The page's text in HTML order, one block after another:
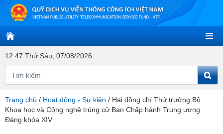
12:47 Thứ Sáu, 07/08/2026
Trang chủ / Hoạt động - Sự kiện / Hai đồng chí Thứ trưởng Bộ
Khoa học và Công nghệ trúng cử Ban Chấp hành Trung ương
Đảng khóa XIV